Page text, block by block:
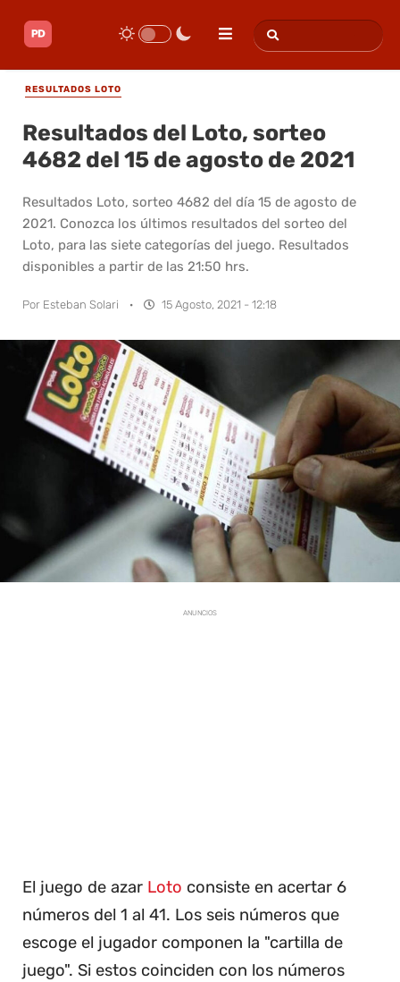
RESULTADOS LOTO
Resultados del Loto, sorteo
4682 del 15 de agosto de 2021
Resultados Loto, sorteo 4682 del día 15 de agosto de
2021. Conozca los últimos resultados del sorteo del
Loto, para las siete categorías del juego. Resultados
disponibles a partir de las 21:50 hrs.
Por Esteban Solari · 15 Agosto, 2021 - 12:18
ANUNCIOS
El juego de azar Loto consiste en acertar 6
números del 1 al 41. Los seis números que
escoge el jugador componen la "cartilla de
juego". Si estos coinciden con los números